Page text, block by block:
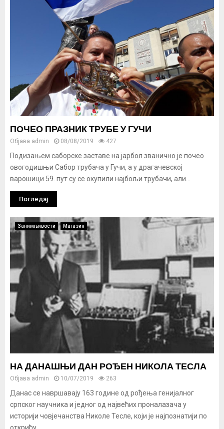
ПОЧЕО ПРАЗНИК ТРУБЕ У ГУЧИ
Објава admin 08/08/2019 427
Подизањем саборске заставе на јарбол званично је почео
овогодишњи Сабор трубача у Гучи, а у драгачевској
варошици 59. пут су се окупили најбољи трубачи, али...
Погледај
Занимљивости Магазин
НА ДАНАШЊИ ДАН РОЂЕН НИКОЛА ТЕСЛА
Објава admin 10/07/2019 263
Данас се навршавају 163 године од рођења генијалног
српског научника и једног од највећих проналазача у
историји човјечанства Николе Тесле, који је најпознатији по